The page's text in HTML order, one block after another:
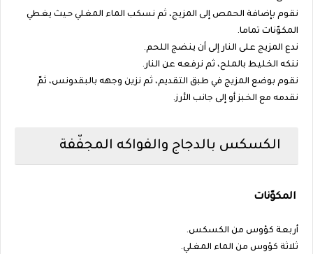
نقوم بإضافة الحمص إلى المزيج، ثم نسكب الماء المغلي حيث يغطي
المكوّنات تماما.
ندع المزيج على النار إلى أن ينضج اللحم.
ننكه الخليط بالملح، ثم نرفعه عن النار.
نقوم بوضع المزيج في طبق التقديم، ثم نزين وجهه بالبقدونس، ثمّ
نقدمه مع الخبز أو إلى جانب الأرز.
الكسكس بالدجاج والفواكه المجفّفة
المكوّنات
أربعة كؤوس من الكسكس.
ثلاثة كؤوس من الماء المغلي.